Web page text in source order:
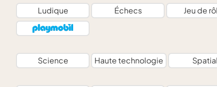
Ludique Échecs Jeu de
Science Haute technologie